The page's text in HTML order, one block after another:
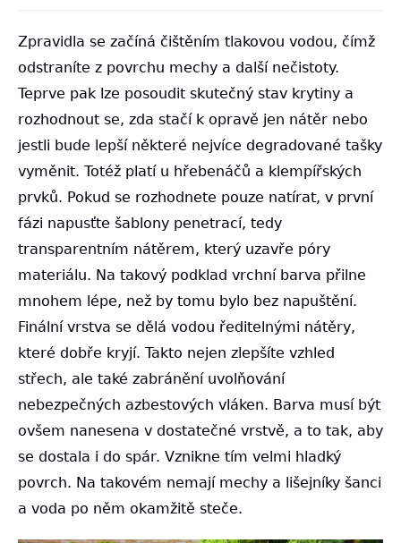
Zpravidla se začíná čištěním tlakovou vodou, čímž
odstraníte z povrchu mechy a další nečistoty.
Teprve pak lze posoudit skutečný stav krytiny a
rozhodnout se, zda stačí k opravě jen nátěr nebo
jestli bude lepší některé nejvíce degradované tašky
vyměnit. Totéž platí u hřebenáčů a klempířských
prvků. Pokud se rozhodnete pouze natírat, v první
fázi napusťte šablony penetrací, tedy
transparentním nátěrem, který uzavře póry
materiálu. Na takový podklad vrchní barva přilne
mnohem lépe, než by tomu bylo bez napuštění.
Finální vrstva se dělá vodou ředitelnými nátěry,
které dobře kryjí. Takto nejen zlepšíte vzhled
střech, ale také zabránění uvolňování
nebezpečných azbestových vláken. Barva musí být
ovšem nanesena v dostatečné vrstvě, a to tak, aby
se dostala i do spár. Vznikne tím velmi hladký
povrch. Na takovém nemají mechy a lišejníky šanci
a voda po něm okamžitě steče.